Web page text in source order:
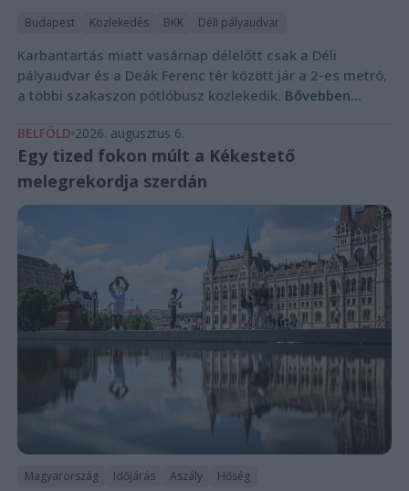
Budapest Közlekedés BKK Déli pályaudvar
Karbantartás miatt vasárnap délelőtt csak a Déli
pályaudvar és a Deák Ferenc tér között jár a 2-es metró,
a többi szakaszon pótlóbusz közlekedik. Bővebben...
BELFÖLD 2026. augusztus 6.
Egy tized fokon múlt a Kékestető
melegrekordja szerdán
Magyarország Időjárás Aszály Hőség